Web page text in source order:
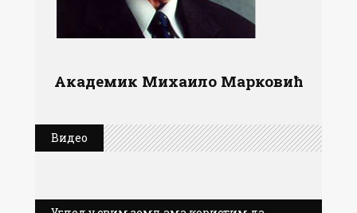
Академик Михаило Марковић
Видео